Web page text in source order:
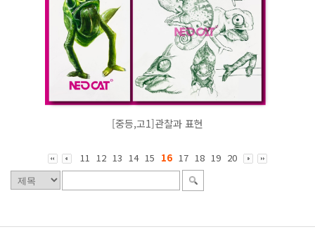
[중등,고1]관찰과 표현
11 12 13 14 15 16 17 18 19 20